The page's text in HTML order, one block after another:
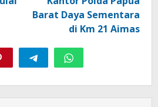
Barat Daya Sementara
di Km 21 Aimas